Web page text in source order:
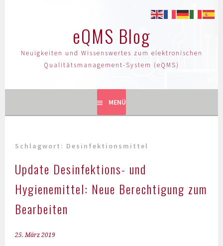
eQMS Blog
Neuigkeiten und Wissenswertes zum elektronischen
Qualitätsmanagement-System (eQMS)
MENÜ
Schlagwort: Desinfektionsmittel
Update Desinfektions- und
Hygienemittel: Neue Berechtigung zum
Bearbeiten
25. März 2019